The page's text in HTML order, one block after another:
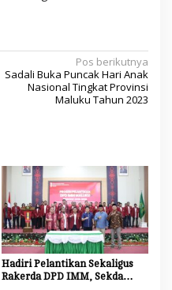
Pos berikutnya
Sadali Buka Puncak Hari Anak
Nasional Tingkat Provinsi
Maluku Tahun 2023
Hadiri Pelantikan Sekaligus
Rakerda DPD IMM, Sekda